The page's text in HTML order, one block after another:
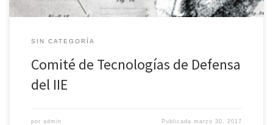
SIN CATEGORÍA
Comité de Tecnologías de Defensa
del IIE
por admin Publicadamarzo 30, 2017